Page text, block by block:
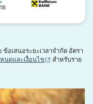
ย
อเสนอระยะเวลาจำกัด อัตรา
นดและเงื่อนไข (เปิดในหน้าต่า
สำหรับราย